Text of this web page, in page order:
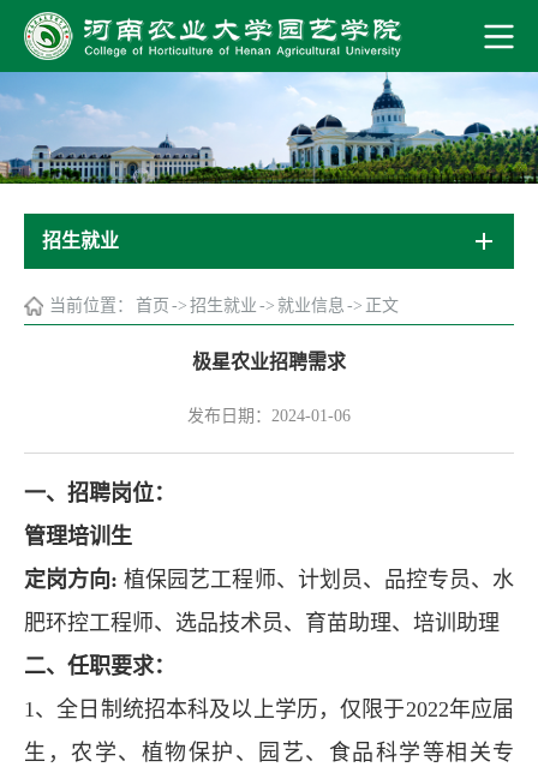
招生就业
当前位置： 首页 -> 招生就业 -> 就业信息 -> 正文
极星农业招聘需求
发布日期：2024-01-06
一、招聘岗位：
管理培训生
定岗方向: 植保园艺工程师、计划员、品控专员、水
肥环控工程师、选品技术员、育苗助理、培训助理
二、任职要求：
1、全日制统招本科及以上学历，仅限于2022年应届
生，农学、植物保护、园艺、食品科学等相关专